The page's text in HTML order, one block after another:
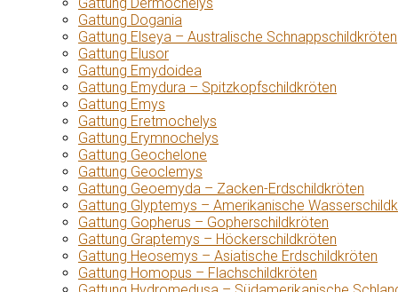
Gattung Dogania
Gattung Elseya – Australische Schnappschildkröten
Gattung Elusor
Gattung Emydoidea
Gattung Emydura – Spitzkopfschildkröten
Gattung Emys
Gattung Eretmochelys
Gattung Erymnochelys
Gattung Geochelone
Gattung Geoclemys
Gattung Geoemyda – Zacken-Erdschildkröten
Gattung Glyptemys – Amerikanische
Gattung Gopherus – Gopherschildkröten
Gattung Graptemys – Höckerschildkröten
Gattung Heosemys – Asiatische Erdschildkröten
Gattung Homopus – Flachschildkröten